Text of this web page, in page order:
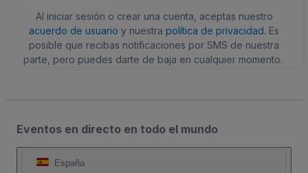
Al iniciar sesión o crear una cuenta, aceptas nuestro
acuerdo de usuario y nuestra política de privacidad. Es
posible que recibas notificaciones por SMS de nuestra
parte, pero puedes darte de baja en cualquier momento.
Eventos en directo en todo el mundo
España